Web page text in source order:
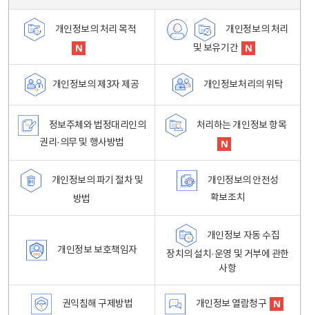
개인정보의 처리 목적
개인정보의 처리
및 보유기간
개인정보의 제3자 제공 개인정보처리의 위탁
정보주체와 법정대리인의
권리·의무 및 행사방법
처리하는 개인정보 항목
개인정보의 파기 절차 및
방법
개인정보의 안전성
확보조치
개인정보 보호책임자
개인정보 자동 수집
장치의 설치·운영 및 거부에 관한
사항
권익침해 구제방법 개인정보 열람청구